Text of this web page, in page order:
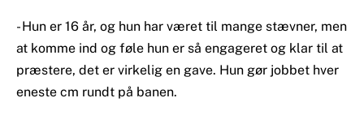
- Hun er 16 år, og hun har været til mange stævner, men
at komme ind og føle hun er så engageret og klar til at
præstere, det er virkelig en gave. Hun gør jobbet hver
eneste cm rundt på banen.